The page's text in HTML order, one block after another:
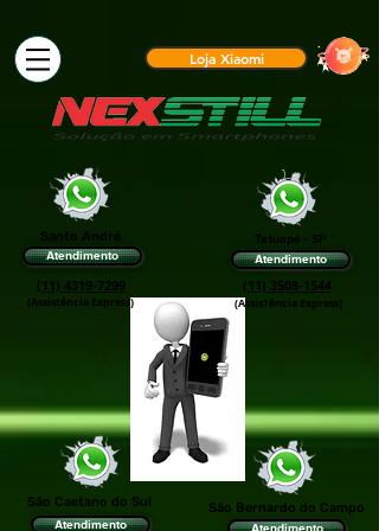
Loja Xiaomi
Santo André
Atendimento
(11) 4319-7299
(Assistência Express)
Tatuapé - SP
Atendimento
(11) 3508-1544
(Assis†ência Express)
São Bernardo do Campo
Atendimento
São Caetano do Sul
Atendimento